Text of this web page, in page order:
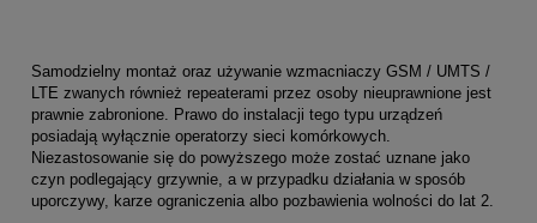
Samodzielny montaż oraz używanie wzmacniaczy GSM / UMTS /
LTE zwanych również repeaterami przez osoby nieuprawnione jest
prawnie zabronione. Prawo do instalacji tego typu urządzeń
posiadają wyłącznie operatorzy sieci komórkowych.
Niezastosowanie się do powyższego może zostać uznane jako
czyn podlegający grzywnie, a w przypadku działania w sposób
uporczywy, karze ograniczenia albo pozbawienia wolności do lat 2.